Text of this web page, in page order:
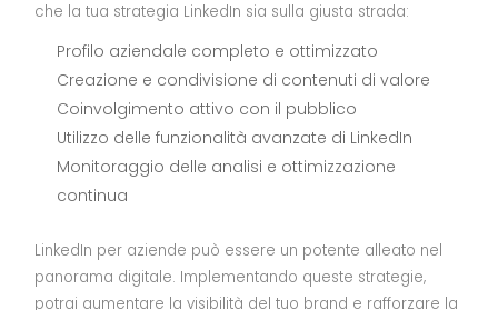
che la tua strategia LinkedIn sia sulla giusta strada:
Profilo aziendale completo e ottimizzato
Creazione e condivisione di contenuti di valore
Coinvolgimento attivo con il pubblico
Utilizzo delle funzionalità avanzate di LinkedIn
Monitoraggio delle analisi e ottimizzazione
continua
LinkedIn per aziende può essere un potente alleato nel
panorama digitale. Implementando queste strategie,
potrai aumentare la visibilità del tuo brand e rafforzare la